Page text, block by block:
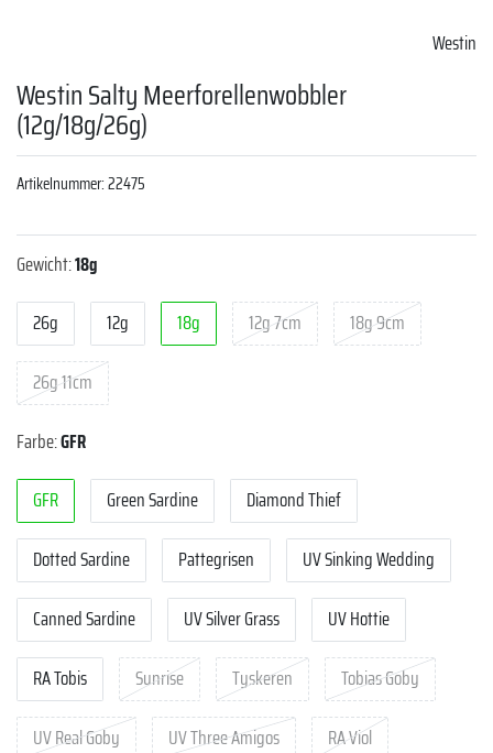
Westin
Westin Salty Meerforellenwobbler
(12g/18g/26g)
Artikelnummer:22475
Gewicht:18g
26g 12g 18g 12g 7cm 18g 9cm
26g 11cm
Farbe:GFR
GFR Green Sardine Diamond Thief
Dotted Sardine Pattegrisen UV Sinking Wedding
Canned Sardine UV Silver Grass UV Hottie
RA Tobis Sunrise Tyskeren Tobias Goby
UV Real Goby UV Three Amigos RA Viol